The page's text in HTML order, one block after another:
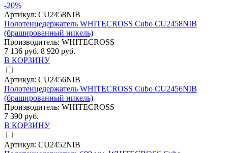
-20%
Артикул: CU2458NIB
Полотенцедержатель WHITECROSS Cubo CU2458NIB
(брашированный никель)
Производитель: WHITECROSS
7 136 руб. 8 920 руб.
В КОРЗИНУ
Артикул: CU2456NIB
Полотенцедержатель WHITECROSS Cubo CU2456NIB
(брашированный никель)
Производитель: WHITECROSS
7 390 руб.
В КОРЗИНУ
Артикул: CU2452NIB